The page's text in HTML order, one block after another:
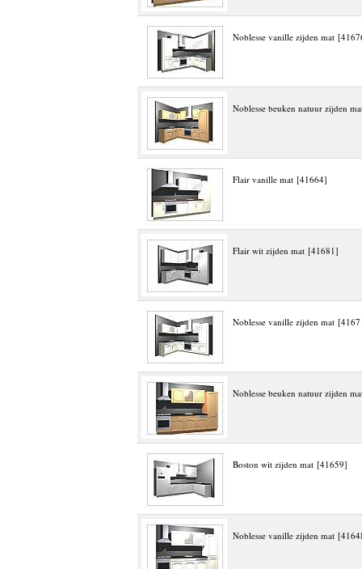
Noblesse vanille zijden mat
Noblesse beuken natuur zijden
Flair vanille mat [41664]
Flair wit zijden mat [41681]
Noblesse vanille zijden mat
Noblesse beuken natuur zijden
Boston wit zijden mat [41659]
Noblesse vanille zijden mat